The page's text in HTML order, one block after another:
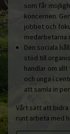
som får
koncernen.
jobbet och
medarbetarna
Den sociala
stöd till
handlar om
och unga i
att samla in
Vårt sätt att
runt arbeta med